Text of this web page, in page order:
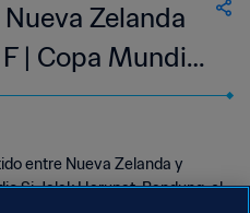
Zelanda
| Copa Mundial
2023™
entre Nueva Zelanda y
Si Jalak Harupat, Bandung, el